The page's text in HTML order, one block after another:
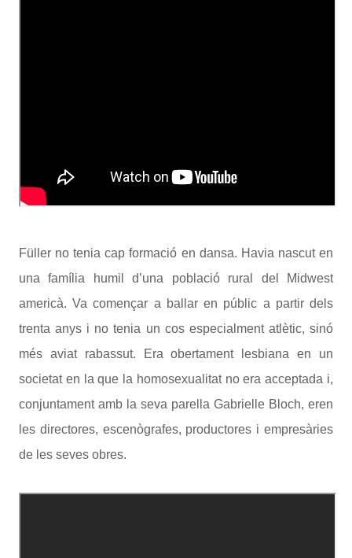
Füller no tenia cap formació en dansa. Havia nascut en
una família humil d’una població rural del Midwest
americà. Va començar a ballar en públic a partir dels
trenta anys i no tenia un cos especialment atlètic, sinó
més aviat rabassut. Era obertament lesbiana en un
societat en la que la homosexualitat no era acceptada i,
conjuntament amb la seva parella Gabrielle Bloch, eren
les directores, escenògrafes, productores i empresàries
de les seves obres.